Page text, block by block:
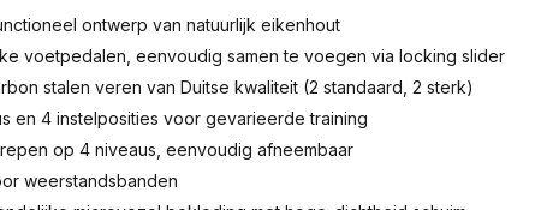
ontwerp van natuurlijk eikenhout
voetpedalen, eenvoudig samen te voegen via locking slider
stalen veren van Duitse kwaliteit (2 standaard, 2 sterk)
en 4 instelposities voor gevarieerde training
op 4 niveaus, eenvoudig afneembaar
weerstandsbanden